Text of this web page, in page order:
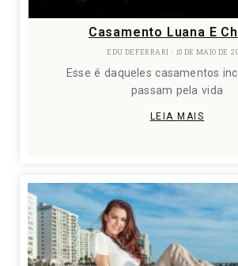
Casamento Luana E
EDU DEFERRARI 15 DE MAIO DE
Esse é daqueles casamentos
passam pela vida
LEIA MAIS